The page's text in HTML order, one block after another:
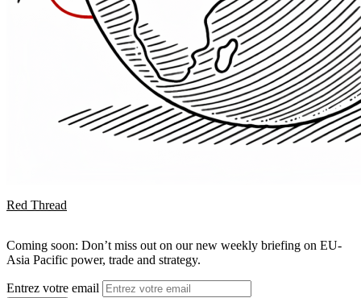
Red Thread
Coming soon: Don’t miss out on our new weekly briefing on EU-
Asia Pacific power, trade and strategy.
Entrez votre email